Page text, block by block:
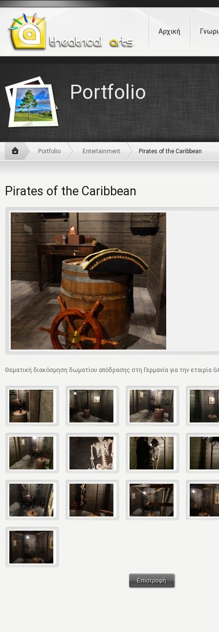
Αρχική
Portfolio
Portfolio Entertainment Pirates of the Caribbean
Pirates of the Caribbean
Θεματική διακόσμηση δωματίου απόδρασης στη Γερμανία για την εταιρία
Επιστροφή